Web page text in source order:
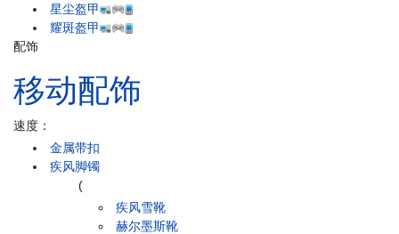
星尘盔甲
耀斑盔甲
配饰
移动配饰
速度：
金属带扣
疾风脚镯
(
疾风雪靴
赫尔墨斯靴